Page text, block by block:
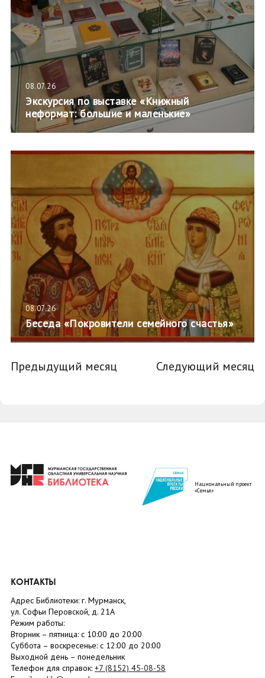
08.07.26
Экскурсия по выставке «Книжный
неформат: большие и маленькие»
08.07.26
Беседа «Покровители семейного счастья»
Предыдущий месяц Следующий месяц
Национальный проект
«Семья»
КОНТАКТЫ
Адрес Библиотеки: г. Мурманск,
ул. Софьи Перовской, д. 21А
Режим работы:
Вторник – пятница: с 10:00 до 20:00
Суббота – воскресенье: c 12:00 до 20:00
Выходной день – понедельник
Телефон для справок: +7 (8152) 45-08-58